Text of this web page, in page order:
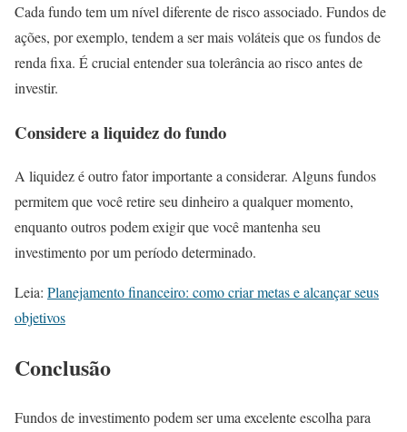
Cada fundo tem um nível diferente de risco associado. Fundos de
ações, por exemplo, tendem a ser mais voláteis que os fundos de
renda fixa. É crucial entender sua tolerância ao risco antes de
investir.
Considere a liquidez do fundo
A liquidez é outro fator importante a considerar. Alguns fundos
permitem que você retire seu dinheiro a qualquer momento,
enquanto outros podem exigir que você mantenha seu
investimento por um período determinado.
Leia: Planejamento financeiro: como criar metas e alcançar seus
objetivos
Conclusão
Fundos de investimento podem ser uma excelente escolha para